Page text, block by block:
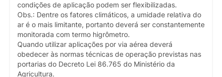
condições de aplicação podem ser flexibilizadas.
Obs.: Dentre os fatores climáticos, a umidade relativa do
ar é o mais limitante, portanto deverá ser constantemente
monitorada com termo higrômetro.
Quando utilizar aplicações por via aérea deverá
obedecer às normas técnicas de operação previstas nas
portarias do Decreto Lei 86.765 do Ministério da
Agricultura.